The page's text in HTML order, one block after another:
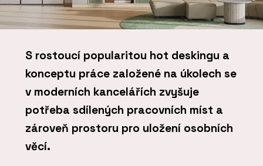
S rostoucí popularitou hot deskingu a
konceptu práce založené na úkolech se
v moderních kancelářích zvyšuje
potřeba sdílených pracovních míst a
zároveň prostoru pro uložení osobních
věcí.